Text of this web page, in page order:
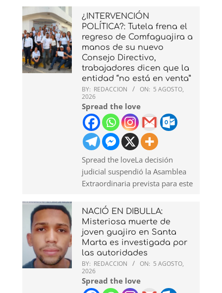
¿INTERVENCIÓN
POLÍTICA?: Tutela frena el
regreso de Comfaguajira a
manos de su nuevo
Consejo Directivo,
trabajadores dicen que la
entidad “no está en venta”
BY: REDACCION ON: 5 AGOSTO,
2026
Spread the love
Spread the loveLa decisión
judicial suspendió la Asamblea
Extraordinaria prevista para este
NACIÓ EN DIBULLA:
Misteriosa muerte de
joven guajiro en Santa
Marta es investigada por
las autoridades
BY: REDACCION ON: 5 AGOSTO,
2026
Spread the love